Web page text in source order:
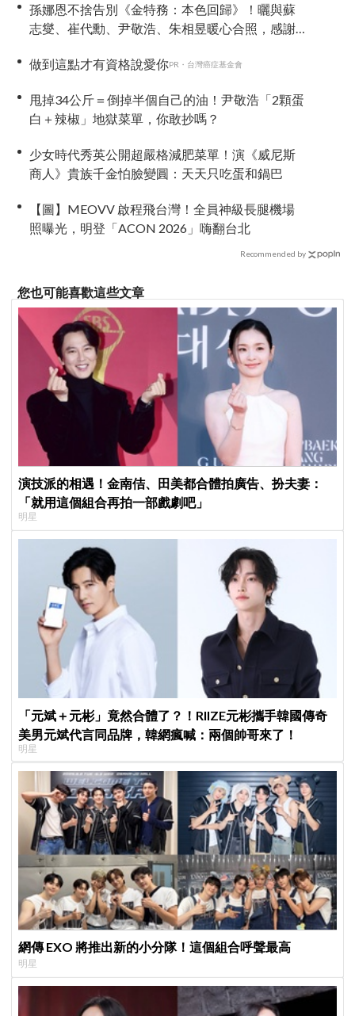
孫娜恩不捨告別《金特務：本色回歸》！曬與蘇
志燮、崔代勳、尹敬浩、朱相昱暖心合照，感謝
做到這點才有資格說愛你PR・台灣癌症基金會
甩掉34公斤＝倒掉半個自己的油！尹敬浩「2顆蛋
白＋辣椒」地獄菜單，你敢抄嗎？
少女時代秀英公開超嚴格減肥菜單！演《威尼斯
商人》貴族千金怕臉變圓：天天只吃蛋和鍋巴
【圖】MEOVV 啟程飛台灣！全員神級長腿機場
照曝光，明登「ACON 2026」嗨翻台北
Recommended by
您也可能喜歡這些文章
演技派的相遇！金南佶、田美都合體拍廣告、扮夫妻：
「就用這個組合再拍一部戲劇吧」
明星
「元斌＋元彬」竟然合體了？！RIIZE元彬攜手韓國傳奇
美男元斌代言同品牌，韓網瘋喊：兩個帥哥來了！
明星
網傳 EXO 將推出新的小分隊！這個組合呼聲最高
明星